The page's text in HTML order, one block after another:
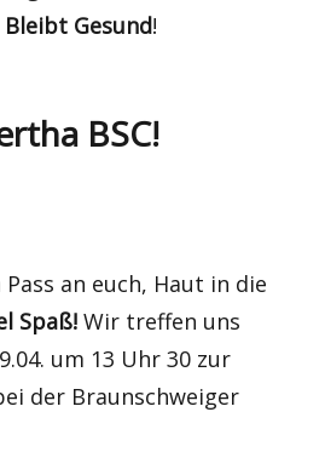
Gesund!
BSC!
an euch, Haut in die
Spaß! Wir treffen uns
um 13 Uhr 30 zur
der Braunschweiger